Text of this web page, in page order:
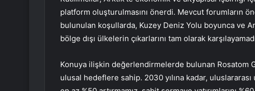
platform oluşturulmasını önerdi. Mevcut forumların
bulunulan koşullarda, Kuzey Deniz Yolu boyunca ve
bölge dışı ülkelerin çıkarlarını tam olarak
Konuya ilişkin değerlendirmelerde bulunan Rosatom
ulusal hedeflere sahip. 2030 yılına kadar,